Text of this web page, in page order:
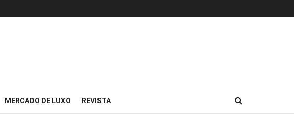
MERCADO DE LUXO REVISTA